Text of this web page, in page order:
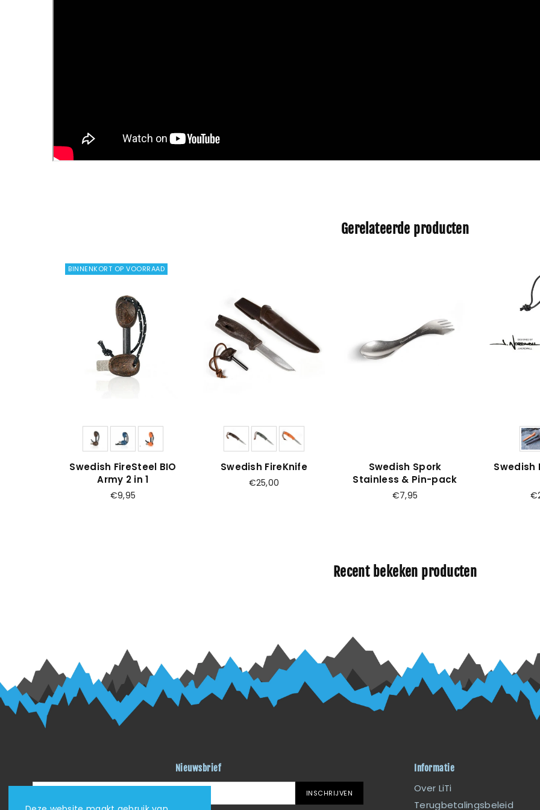
Gerelateerde producten
BINNENKORT OP VOORRAAD
Swedish FireSteel BIO
Army 2 in 1
Prijs
€9,95
Swedish FireKnife
Prijs
€25,00
Swedish Spork
Stainless & Pin-pack
Prijs
€7,95
Swedish
Recent bekeken producten
Nieuwsbrief
INSCHRIJVEN
Informatie
Over LiTi
Terugbetalingsbeleid